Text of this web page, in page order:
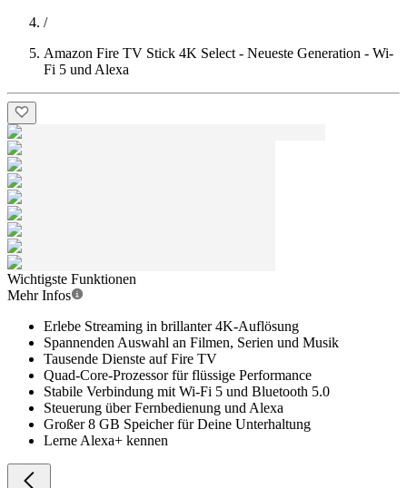
/
Amazon Fire TV Stick 4K Select - Neueste Generation - Wi-
Fi 5 und Alexa
Wichtigste Funktionen
Mehr Infos
Erlebe Streaming in brillanter 4K-Auflösung
Spannenden Auswahl an Filmen, Serien und Musik
Tausende Dienste auf Fire TV
Quad-Core-Prozessor für flüssige Performance
Stabile Verbindung mit Wi-Fi 5 und Bluetooth 5.0
Steuerung über Fernbedienung und Alexa
Großer 8 GB Speicher für Deine Unterhaltung
Lerne Alexa+ kennen